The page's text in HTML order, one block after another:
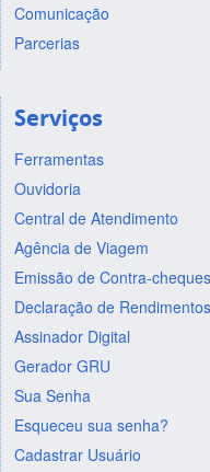
Comunicação
Parcerias
Serviços
Ferramentas
Ouvidoria
Central de Atendimento
Agência de Viagem
Emissão de Contra-cheques
Declaração de Rendimentos
Assinador Digital
Gerador GRU
Sua Senha
Esqueceu sua senha?
Cadastrar Usuário